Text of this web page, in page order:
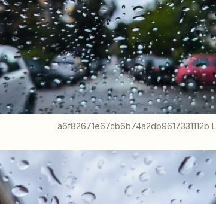
a6f82671e67cb6b74a2db9617331112b L